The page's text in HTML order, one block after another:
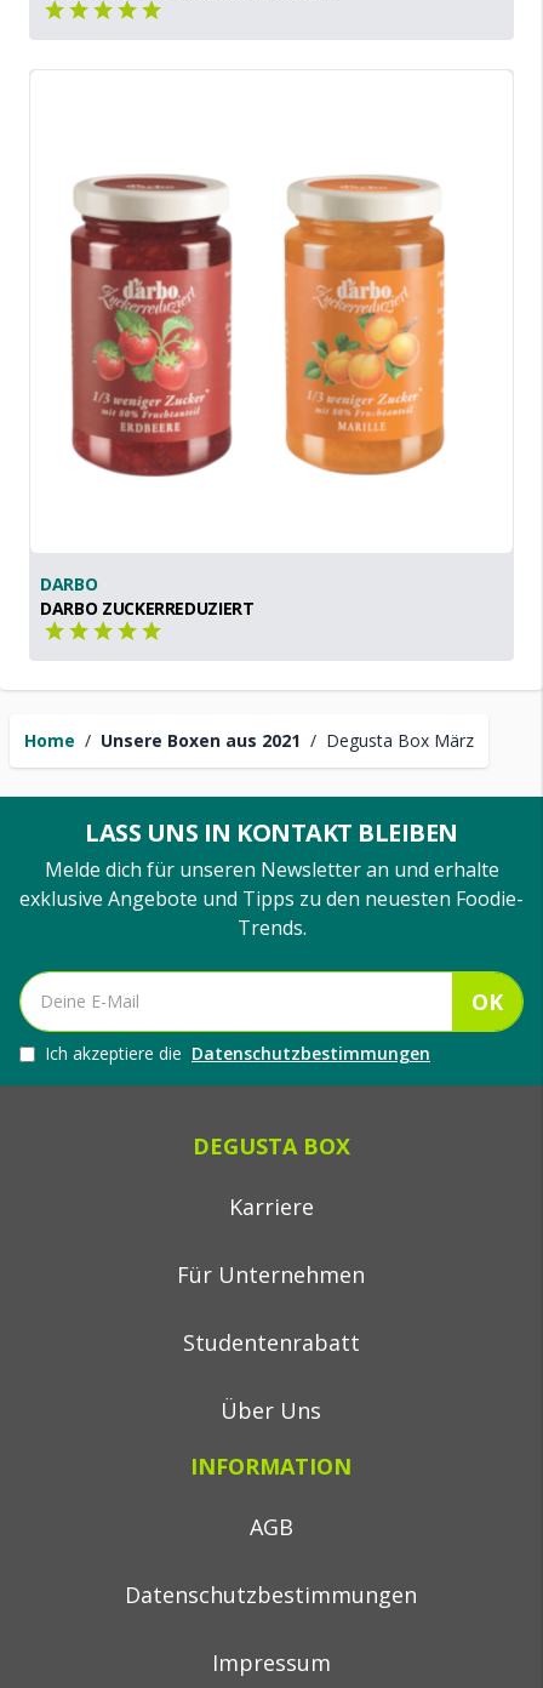
Home / Unsere Boxen aus 2021 / Degusta Box März
DARBO
DARBO ZUCKERREDUZIERT
LASS UNS IN KONTAKT BLEIBEN
Melde dich für unseren Newsletter an und erhalte
exklusive Angebote und Tipps zu den neuesten Foodie-
Trends.
OK
Ich akzeptiere die Datenschutzbestimmungen
DEGUSTA BOX
Karriere
Für Unternehmen
Studentenrabatt
Über Uns
INFORMATION
AGB
Datenschutzbestimmungen
Impressum